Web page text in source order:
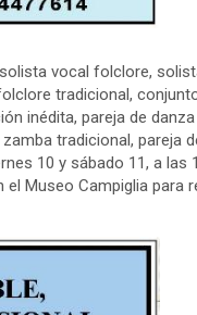
vocal folclore,
tradicional,
inédita, pareja de
tradicional, pareja
10 y sábado 11, a
el Museo Campiglia